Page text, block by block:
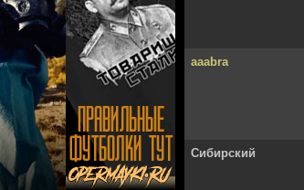
aaabra
Сибирский